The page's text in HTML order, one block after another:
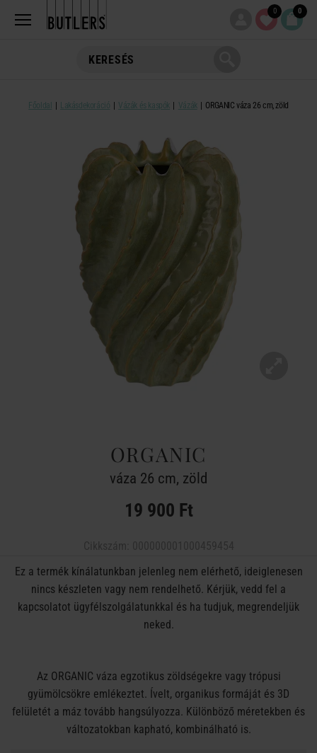
0 0
Főoldal Lakásdekoráció Vázák és kaspók Vázák ORGANIC váza 26 cm, zöld
ORGANIC
váza 26 cm, zöld
19 900 Ft
Ez a termék kínálatunkban jelenleg nem elérhető, ideiglenesen
nincs készleten vagy nem rendelhető. Kérjük, vedd fel a
kapcsolatot ügyfélszolgálatunkkal és ha tudjuk, megrendeljük
neked.
Az ORGANIC váza egzotikus zöldségekre vagy trópusi
gyümölcsökre emlékeztet. Ívelt, organikus formáját és 3D
felületét a máz tovább hangsúlyozza. Különböző méretekben és
változatokban kapható, kombinálható is.